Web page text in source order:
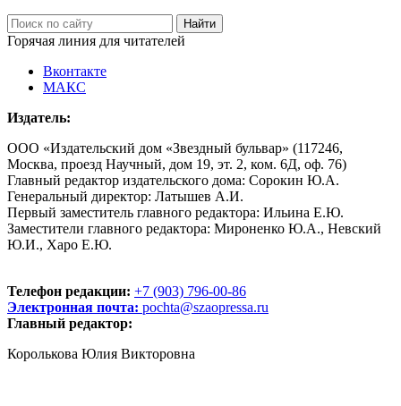
Горячая линия для читателей
Вконтакте
МАКС
Издатель:
ООО «Издательский дом «Звездный бульвар» (117246,
Москва, проезд Научный, дом 19, эт. 2, ком. 6Д, оф. 76)
Главный редактор издательского дома: Сорокин Ю.А.
Генеральный директор: Латышев А.И.
Первый заместитель главного редактора: Ильина Е.Ю.
Заместители главного редактора: Мироненко Ю.А., Невский
Ю.И., Харо Е.Ю.
Телефон редакции: +7 (903) 796-00-86
Электронная почта: pochta@szaopressa.ru
Главный редактор:
Королькова Юлия Викторовна